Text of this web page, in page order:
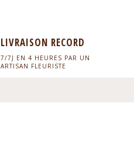
LIVRAISON RECORD
7/7J EN 4 HEURES PAR UN
ARTISAN FLEURISTE